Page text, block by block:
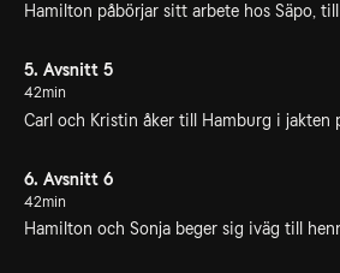
Hamilton påbörjar sitt arbete hos Säpo,
5. Avsnitt 5
42min
Carl och Kristin åker till Hamburg i jakten
6. Avsnitt 6
42min
Hamilton och Sonja beger sig iväg till